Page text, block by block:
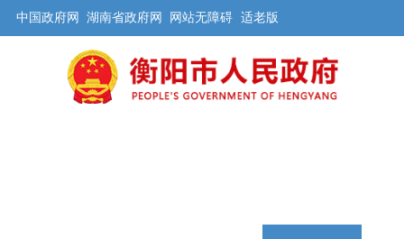
中国政府网 湖南省政府网 网站无障碍 适老版